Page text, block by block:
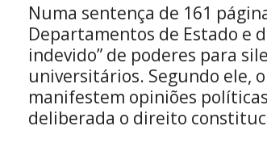
Numa sentença de 161
Departamentos de Estado e
indevido” de poderes para
universitários. Segundo ele,
manifestem opiniões
deliberada o direito